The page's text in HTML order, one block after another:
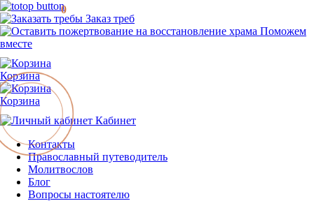
Заказ треб
Поможем
вместе
Корзина
Корзина
0
Кабинет
Контакты
Православный путеводитель
Молитвослов
Блог
Вопросы настоятелю